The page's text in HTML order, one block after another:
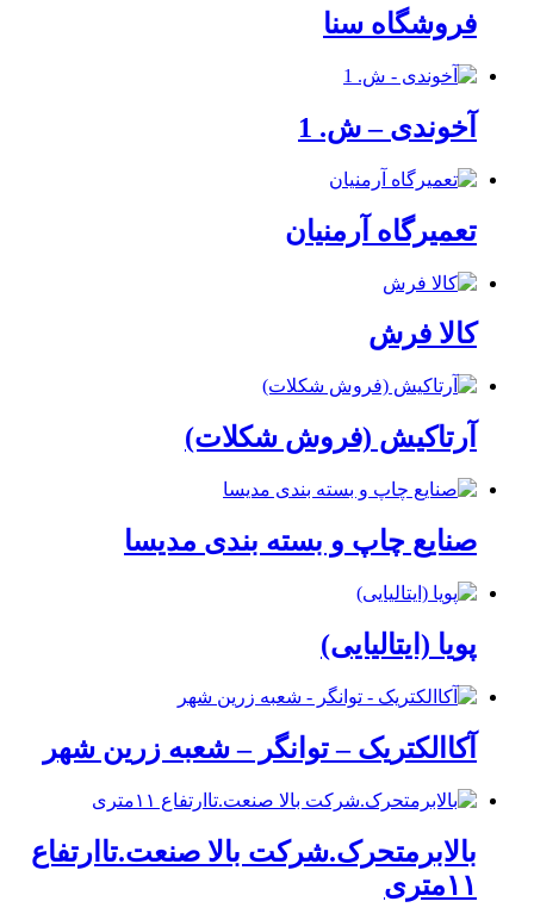
فروشگاه سنا
آخوندی – ش. 1
تعمیرگاه آرمنیان
کالا فرش
آرتاکیش (فروش شکلات)
صنایع چاپ و بسته بندی مدیسا
پویا (ایتالیایی)
آکاالکتریک – توانگر – شعبه زرین شهر
بالابرمتحرک.شرکت بالا صنعت.تاارتفاع
۱۱متری